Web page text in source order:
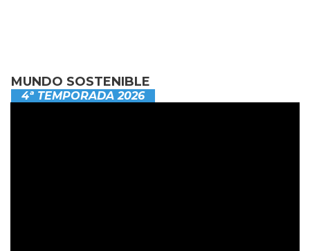
MUNDO SOSTENIBLE
4ª TEMPORADA 2026